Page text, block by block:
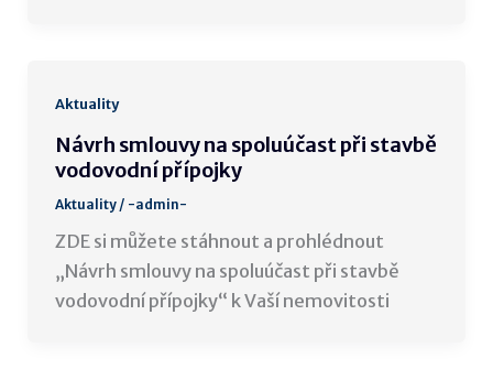
Aktuality
Návrh smlouvy na spoluúčast při stavbě
vodovodní přípojky
Aktuality/ -admin-
ZDE si můžete stáhnout a prohlédnout
„Návrh smlouvy na spoluúčast při stavbě
vodovodní přípojky“ k Vaší nemovitosti